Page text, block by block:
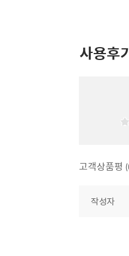
사용후
고객상품평
작성자